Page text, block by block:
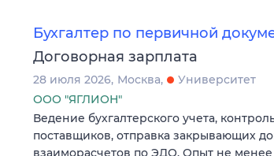
Бухгалтер по первичной
Договорная зарплата
28 июля 2026 Москва
Университет
ООО "ЯГЛИОН"
Ведение бухгалтерского учета,
поставщиков, отправка закрывающих
взаиморасчетов по ЭДО. Опыт не менее